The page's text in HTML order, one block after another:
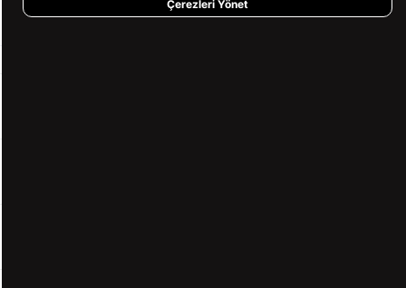
Çerezleri Yönet